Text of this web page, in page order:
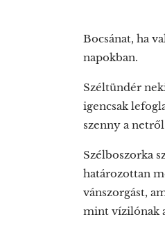
Bocsánat, ha
napokban.
Széltündér
igencsak
szenny a
Szélboszorka
határozottan
vánszorgást,
mint vízilónak